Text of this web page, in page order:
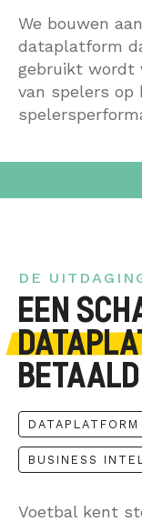
Interim
CONTACT
We bouwen
dataplatform
gebruikt wordt
van spelers op
DE
EEN
BUSINESS
Voetbal kent